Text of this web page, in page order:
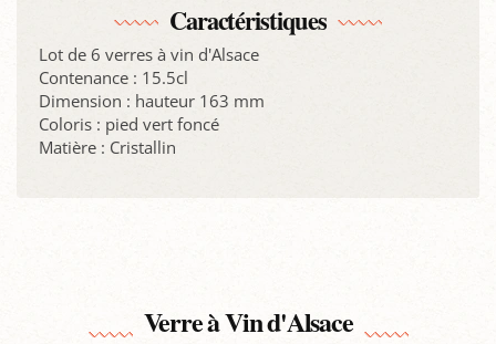
Caractéristiques
Lot de 6 verres à vin d'Alsace
Contenance : 15.5cl
Dimension : hauteur 163 mm
Coloris : pied vert foncé
Matière : Cristallin
Verre à Vin d'Alsace